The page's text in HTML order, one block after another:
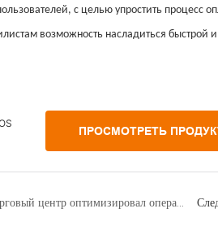
с целью упростить процесс
возможность насладиться быстрой
ПРОСМОТРЕТЬ
Как крупный торговый центр оптимизировал операционную эффективность и удобство оплаты клиентов на своей подземной парковке, внедрив платежные терминалы самообслуживания